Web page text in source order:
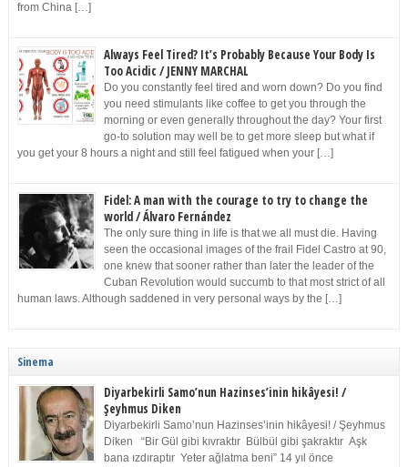
from China […]
Always Feel Tired? It’s Probably Because Your Body Is
Too Acidic / JENNY MARCHAL
Do you constantly feel tired and worn down? Do you find
you need stimulants like coffee to get you through the
morning or even generally throughout the day? Your first
go-to solution may well be to get more sleep but what if
you get your 8 hours a night and still feel fatigued when your […]
Fidel: A man with the courage to try to change the
world / Álvaro Fernández
The only sure thing in life is that we all must die. Having
seen the occasional images of the frail Fidel Castro at 90,
one knew that sooner rather than later the leader of the
Cuban Revolution would succumb to that most strict of all
human laws. Although saddened in very personal ways by the […]
Sinema
Diyarbekirli Samo’nun Hazinses’inin hikâyesi! /
Şeyhmus Diken
Diyarbekirli Samo’nun Hazinses’inin hikâyesi! / Şeyhmus
Diken “Bir Gül gibi kıvraktır Bülbül gibi şakraktır Aşk
bana ızdıraptır Yeter ağlatma beni” 14 yıl önce